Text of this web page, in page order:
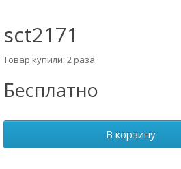
sct2171
Товар купили: 2 раза
Бесплатно
В корзину